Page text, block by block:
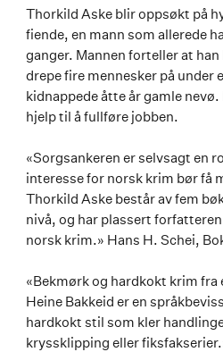
Thorkild Aske blir oppsøkt på
fiende, en mann som allerede
ganger. Mannen forteller at
drepe fire mennesker på under
kidnappede åtte år gamle
hjelp til å fullføre jobben.
«Sorgsankeren er selvsagt en
interesse for norsk krim bør få
Thorkild Aske består av fem
nivå, og har plassert
norsk krim.» Hans H. Schei,
«Bekmørk og hardkokt krim
Heine Bakkeid er en
hardkokt stil som kler
kryssklipping eller